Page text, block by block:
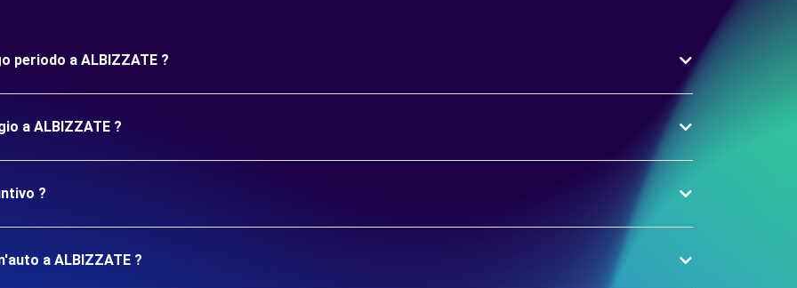
periodo a ALBIZZATE ?
a ALBIZZATE ?
?
a ALBIZZATE ?